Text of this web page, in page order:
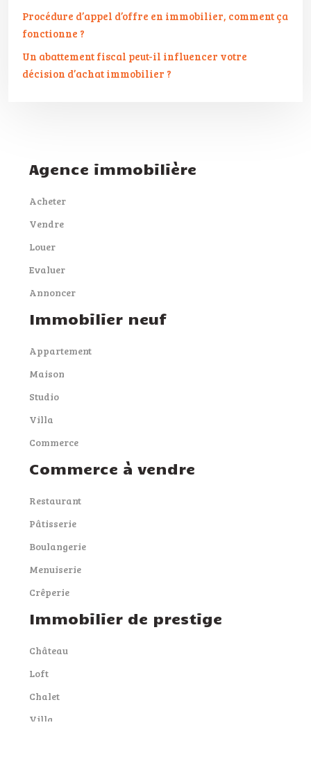
Procédure d’appel d’offre en immobilier, comment ça
fonctionne ?
Un abattement fiscal peut-il influencer votre
décision d’achat immobilier ?
Agence immobilière
Acheter
Vendre
Louer
Evaluer
Annoncer
Immobilier neuf
Appartement
Maison
Studio
Villa
Commerce
Commerce à vendre
Restaurant
Pâtisserie
Boulangerie
Menuiserie
Crêperie
Immobilier de prestige
Château
Loft
Chalet
Villa